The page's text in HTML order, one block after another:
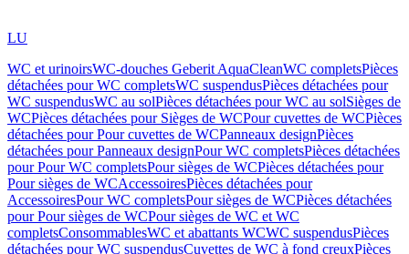
LU
WC et urinoirsWC-douches Geberit AquaCleanWC completsPièces
détachées pour WC completsWC suspendusPièces détachées pour
WC suspendusWC au solPièces détachées pour WC au solSièges de
WCPièces détachées pour Sièges de WCPour cuvettes de WCPièces
détachées pour Pour cuvettes de WCPanneaux designPièces
détachées pour Panneaux designPour WC completsPièces détachées
pour Pour WC completsPour sièges de WCPièces détachées pour
Pour sièges de WCAccessoiresPièces détachées pour
AccessoiresPour WC completsPour sièges de WCPièces détachées
pour Pour sièges de WCPour sièges de WC et WC
completsConsommablesWC et abattants WCWC suspendusPièces
détachées pour WC suspendusCuvettes de WC à fond creuxPièces